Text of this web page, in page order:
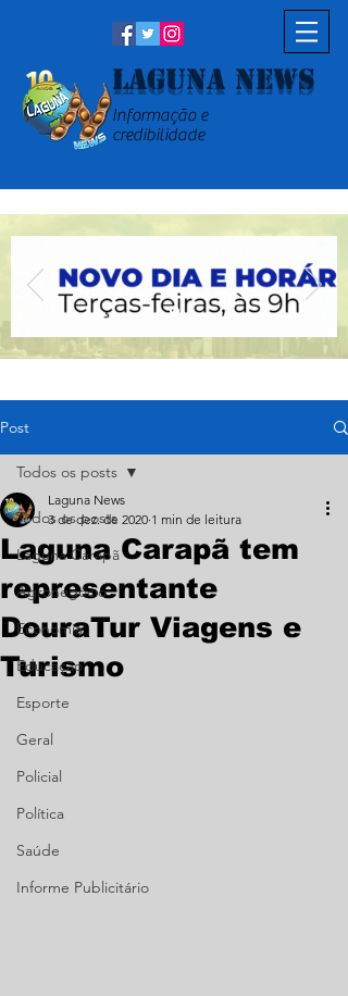
Laguna News
Informação e
credibilidade
Post
Todos os posts
Laguna Carapã
Agronegócio
Economia
Educação
Esporte
Geral
Policial
Política
Saúde
Informe Publicitário
Todos os posts
Laguna Carapã tem
representante
DouraTur Viagens e
Turismo
Laguna News
3 de dez. de 2020 1 min de leitura